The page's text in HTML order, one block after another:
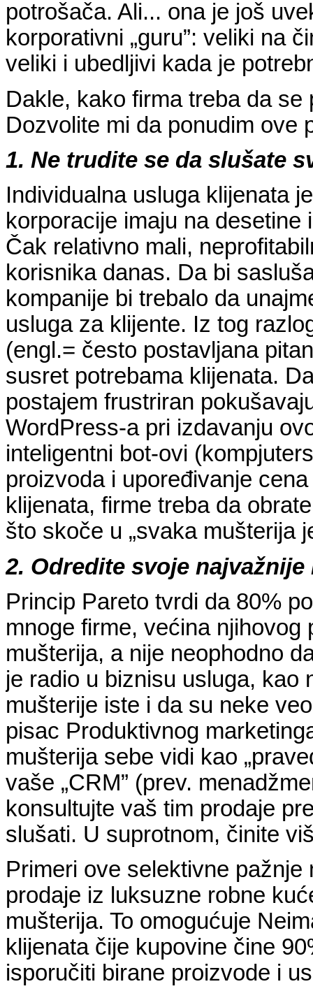
potrošača. Ali... ona je još
korporativni „guru”: veliki na
veliki i ubedljivi kada je
Dakle, kako firma treba da
Dozvolite mi da ponudim ove
1. Ne trudite se da slušate
Individualna usluga klijenata
korporacije imaju na
Čak relativno mali,
korisnika danas. Da bi
kompanije bi trebalo da
usluga za klijente. Iz tog
(engl.= često postavljana
susret potrebama klijenata.
postajem frustriran
WordPress-a pri izdavanju
inteligentni bot-ovi
proizvoda i upoređivanje
klijenata, firme treba da
što skoče u „svaka mušterija
2. Odredite svoje
Princip Pareto tvrdi da 80%
mnoge firme, većina
mušterija, a nije neophodno
je radio u biznisu usluga, kao
mušterije iste i da su neke
pisac Produktivnog
mušterija sebe vidi kao
vaše „CRM” (prev.
konsultujte vaš tim prodaje
slušati. U suprotnom, činite
Primeri ove selektivne
prodaje iz luksuzne robne
mušterija. To omogućuje
klijenata čije kupovine čine
isporučiti birane proizvode i